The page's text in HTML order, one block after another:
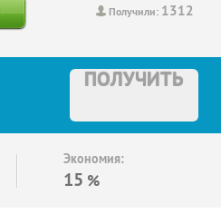
Получили: 1312
ПОЛУЧИТЬ
Экономия:
15 %